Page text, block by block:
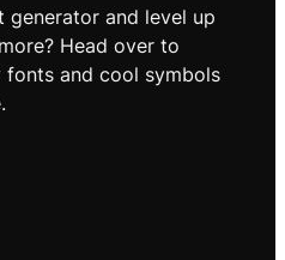
and level up
Head over to
and cool symbols